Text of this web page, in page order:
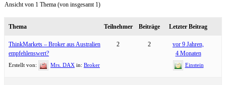
Ansicht von 1 Thema (von insgesamt 1)
Thema Teilnehmer Beiträge Letzter Beitrag
ThinkMarkets – Broker aus Australien
empfehlenswert?
Erstellt von: Mrs. DAX in: Broker
2 2
vor 9 Jahren,
4 Monaten
Einstein